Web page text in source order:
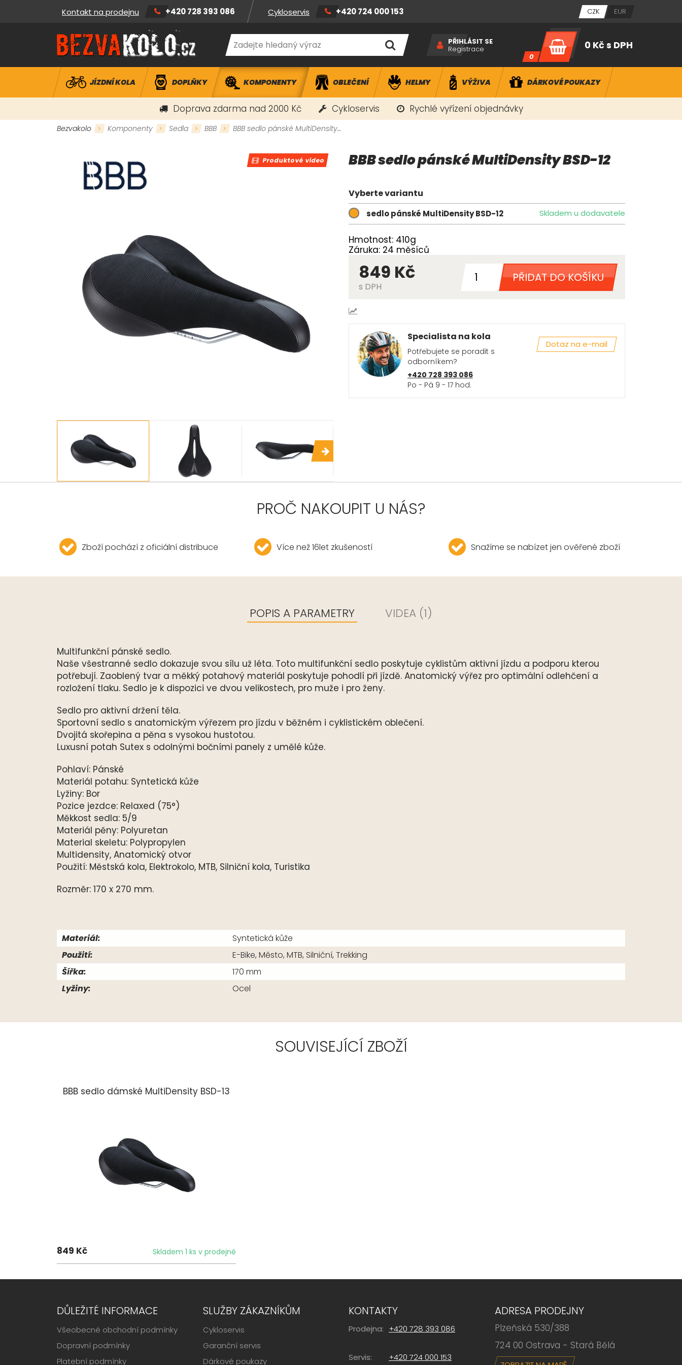
Kontakt na prodejnu +420 728 393 086 Cykloservis +420 724 000 153 CZK EUR
PŘIHLÁSIT SE
Registrace
0
0 Kčs DPH
JÍZDNÍ KOLA DOPLŇKY KOMPONENTY OBLEČENÍ HELMY VÝŽIVA DÁRKOVÉ POUKAZY
Doprava zdarma nad 2000 Kč Cykloservis Rychlé vyřízení objednávky
Bezvakolo Komponenty Sedla BBB BBB sedlo pánské MultiDensity…
Produktové video BBB sedlo pánské MultiDensity BSD-12
Vyberte variantu
sedlo pánské MultiDensity BSD-12 Skladem u dodavatele
Hmotnost: 410g
Záruka: 24 měsíců
849 Kč
s DPH
PŘIDAT DO KOŠÍKU
Specialista na kola
Potřebujete se poradit s
odborníkem?
+420 728 393 086
Po - Pá 9 - 17 hod.
Dotaz na e-mail
PROČ NAKOUPIT U NÁS?
Zboží pochází z oficiální distribuce Více než 16let zkušeností Snažíme se nabízet jen ověřené zboží
POPIS A PARAMETRY VIDEA (1)
Multifunkční pánské sedlo.
Naše všestranné sedlo dokazuje svou sílu už léta. Toto multifunkční sedlo poskytuje cyklistům aktivní jízdu a podporu kterou
potřebují. Zaoblený tvar a měkký potahový materiál poskytuje pohodlí při jízdě. Anatomický výřez pro optimální odlehčení a
rozložení tlaku. Sedlo je k dispozici ve dvou velikostech, pro muže i pro ženy.
Sedlo pro aktivní držení těla.
Sportovní sedlo s anatomickým výřezem pro jízdu v běžném i cyklistickém oblečení.
Dvojitá skořepina a pěna s vysokou hustotou.
Luxusní potah Sutex s odolnými bočními panely z umělé kůže.
Pohlaví: Pánské
Materiál potahu: Syntetická kůže
Lyžiny: Bor
Pozice jezdce: Relaxed (75°)
Měkkost sedla: 5/9
Materiál pěny: Polyuretan
Material skeletu: Polypropylen
Multidensity, Anatomický otvor
Použití: Městská kola, Elektrokolo, MTB, Silniční kola, Turistika
Rozměr: 170 x 270 mm.
Materiál:
Syntetická kůže
Použití:
E-Bike, Město, MTB, Silniční, Trekking
Šířka:
170 mm
Lyžiny:
Ocel
SOUVISEJÍCÍ ZBOŽÍ
BBB sedlo dámské MultiDensity BSD-13
849 Kč Skladem 1 ks v prodejně
DŮLEŽITÉ INFORMACE
Všeobecné obchodní podmínky
Dopravní podmínky
Platební podmínky
SLUŽBY ZÁKAZNÍKŮM
Cykloservis
Garanční servis
Dárkové poukazy
KONTAKTY
Prodejna: +420 728 393 086
Servis: +420 724 000 153
ADRESA PRODEJNY
Plzeňská 530/388
724 00 Ostrava - Stará Bělá